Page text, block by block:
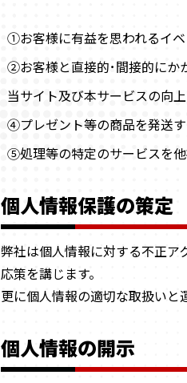
①お客様に有益を思われるイベ
②お客様と直接的･間接的にか
当サイト及び本サービスの向
④プレゼント等の商品を発送す
⑤処理等の特定のサービスを他
個人情報保護の策定
弊社は個人情報に対する不正ア
応策を講じます。
更に個人情報の適切な取扱いと
個人情報の開示